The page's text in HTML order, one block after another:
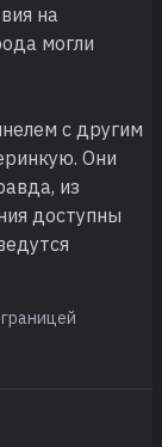
на
могли
с другим
Они
из
доступны